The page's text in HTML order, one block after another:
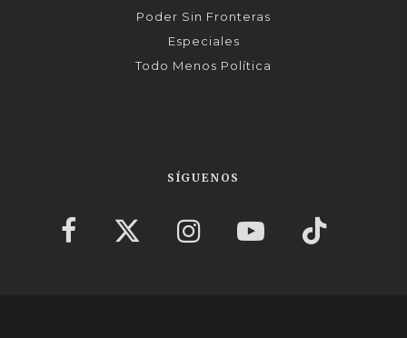
Poder Sin Fronteras
Especiales
Todo Menos Política
SÍGUENOS